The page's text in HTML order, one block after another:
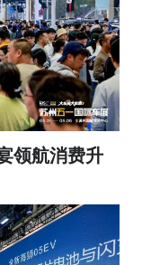
领航消费升